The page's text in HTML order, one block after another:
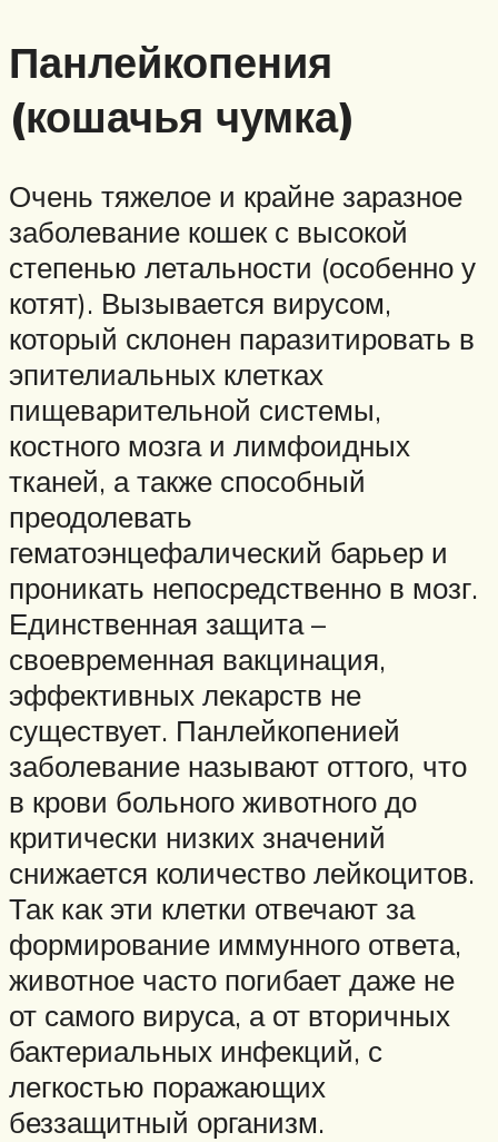
Панлейкопения
(кошачья чумка)
Очень тяжелое и крайне заразное
заболевание кошек с высокой
степенью летальности (особенно у
котят). Вызывается вирусом,
который склонен паразитировать в
эпителиальных клетках
пищеварительной системы,
костного мозга и лимфоидных
тканей, а также способный
преодолевать
гематоэнцефалический барьер и
проникать непосредственно в мозг.
Единственная защита –
своевременная вакцинация,
эффективных лекарств не
существует. Панлейкопенией
заболевание называют оттого, что
в крови больного животного до
критически низких значений
снижается количество лейкоцитов.
Так как эти клетки отвечают за
формирование иммунного ответа,
животное часто погибает даже не
от самого вируса, а от вторичных
бактериальных инфекций, с
легкостью поражающих
беззащитный организм.